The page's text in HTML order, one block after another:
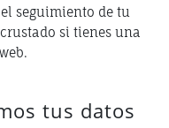
seguimiento de tu
si tienes una
tus datos